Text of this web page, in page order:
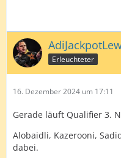
Erleuchteter
16. Dezember 2024 um 17:11
Gerade läuft Qualifier 3.
Alobaidli, Kazerooni,
dabei.